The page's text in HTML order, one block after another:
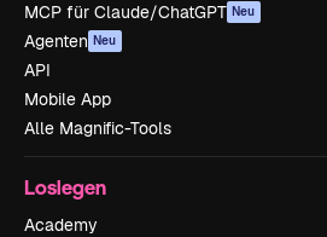
MCP für Claude/ChatGPT Neu
Agenten Neu
API
Mobile App
Alle Magnific-Tools
Loslegen
Academy